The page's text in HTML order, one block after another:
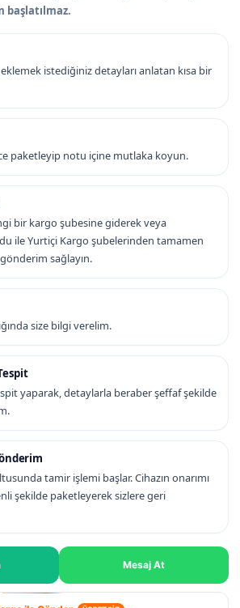
başlatılmaz.
istediğiniz detayları anlatan kısa bir
paketleyip notu içine mutlaka koyun.
bir kargo şubesine giderek veya
ile Yurtiçi Kargo şubelerinden tamamen
sağlayın.
size bilgi verelim.
yaparak, detaylarla beraber şeffaf şekilde
tamir işlemi başlar. Cihazın onarımı
şekilde paketleyerek sizlere geri
Mesaj At